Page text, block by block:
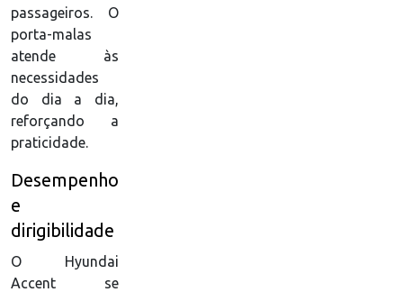
passageiros. O
porta-malas
atende às
necessidades
do dia a dia,
reforçando a
praticidade.
Desempenho
e
dirigibilidade
O Hyundai
Accent se